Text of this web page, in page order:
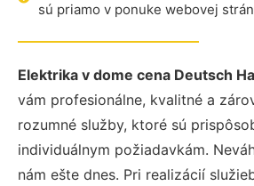
sú priamo v ponuke webovej
Elektrika v dome cena Deutsch
vám profesionálne, kvalitné a
rozumné služby, ktoré sú
individuálnym požiadavkám.
nám ešte dnes. Pri realizácií